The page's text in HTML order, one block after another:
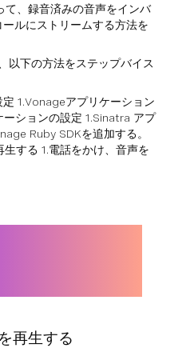
、録音済みの音声をインバ
ルにストリームする方法を
以下の方法をステップバイス
1.Vonageアプリケーション
ションの設定 1.Sinatra アプ
Ruby SDKを追加する。
する 1.電話をかけ、音声を
再生する